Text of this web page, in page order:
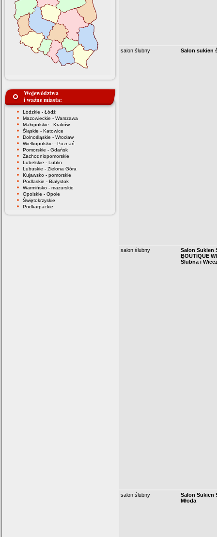
Województwa
i ważne miasta:
Łódzkie - Łódź
Mazowieckie - Warszawa
Małopolskie - Kraków
Śląskie - Katowice
Dolnośląskie - Wrocław
Wielkopolskie - Poznań
Pomorskie - Gdańsk
Zachodniopomorskie
Lubelskie - Lublin
Lubuskie - Zielona Góra
Kujawsko - pomorskie
Podlaskie - Białystok
Warmińsko - mazurskie
Opolskie - Opole
Świętokrzyskie
Podkarpackie
salon ślubny Salon sukien
salon ślubny
Salon Sukien
BOUTIQUE
Ślubna i
salon ślubny
Salon Sukien
Młoda